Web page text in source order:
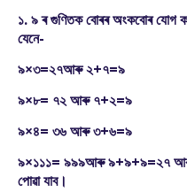
১. ৯ ৰ গুণিতক বোৰৰ অংকবোৰ যোগ
যেনে-
৯×৩=২৭আৰু ২+৭=৯
৯×৮= ৭২ আৰু ৭+২=৯
৯×৪= ৩৬ আৰু ৩+৬=৯
৯×১১১= ৯৯৯আৰু ৯+৯+৯=২৭
পোৱা যাব।